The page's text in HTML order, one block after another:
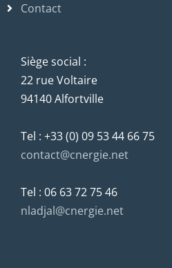
Contact
Siège social :
22 rue Voltaire
94140 Alfortville
Tel : +33 (0) 09 53 44 66 75
contact@cnergie.net
Tel : 06 63 72 75 46
nladjal@cnergie.net